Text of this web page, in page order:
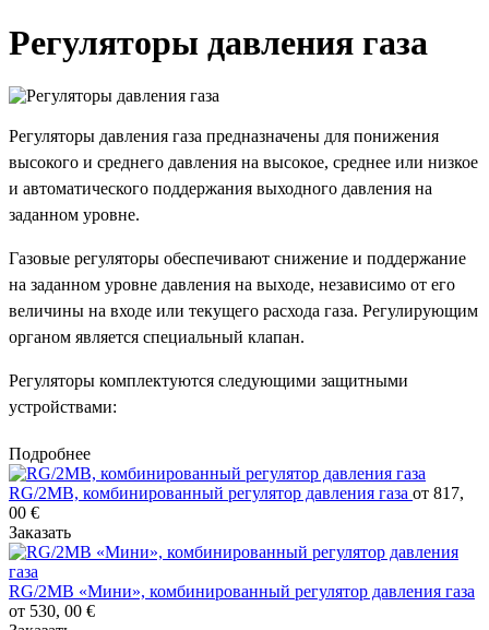
Регуляторы давления газа
Регуляторы давления газа предназначены для понижения
высокого и среднего давления на высокое, среднее или низкое
и автоматического поддержания выходного давления на
заданном уровне.
Газовые регуляторы обеспечивают снижение и поддержание
на заданном уровне давления на выходе, независимо от его
величины на входе или текущего расхода газа. Регулирующим
органом является специальный клапан.
Регуляторы комплектуются следующими защитными
устройствами:
предохранительно-запорный клапан - срабатывает при
повышении (и понижении - опционально) давления за
регулятором;
предохранительно-сбросной клапан – срабатывает при
кратковременном росте давления в газопроводе выше
установленного значения.
Максимальное давление - 6 бар.
Подробнее
RG/2MB, комбинированный регулятор давления газа от 817,
00 €
Заказать
RG/2MB «Мини», комбинированный регулятор давления газа
от 530, 00 €